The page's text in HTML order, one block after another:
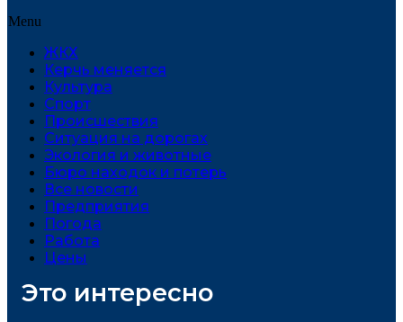
Menu
ЖКХ
Керчь меняется
Культура
Спорт
Проиcшествия
Ситуация на дорогах
Экология и животные
Бюро находок и потерь
Все новости
Предприятия
Погода
Работа
Цены
Это интересно